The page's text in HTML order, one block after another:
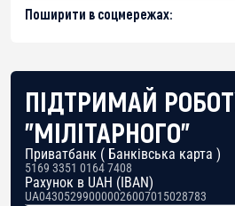
Поширити в соцмережах:
ПІДТРИМАЙ
"МІЛІТАРНОГО"
Приватбанк ( Банківська карта )
5169 3351 0164 7408
Рахунок в UAH (IBAN)
UA043052990000026007015028783